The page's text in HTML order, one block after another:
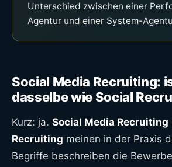
Unterschied zwischen einer
Agentur und einer System-
Social Media Recruiting:
dasselbe wie Social
Kurz: ja. Social Media Recruiting
Recruiting meinen in der Praxis
Begriffe beschreiben die